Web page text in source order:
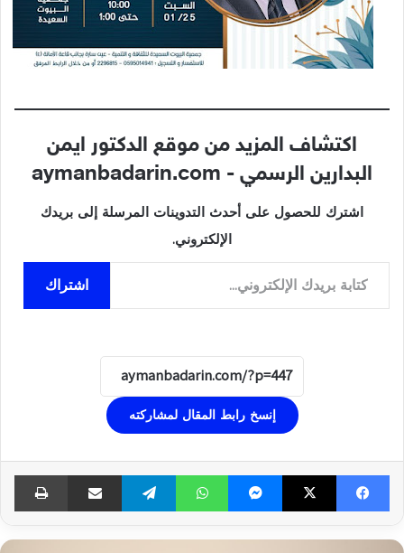
اكتشاف المزيد من موقع الدكتور ايمن
البدارين الرسمي - aymanbadarin.com
اشترك للحصول على أحدث التدوينات المرسلة إلى بريدك
الإلكتروني.
كتابة بريدك الإلكتروني...
اشتراك
إنسخ رابط المقال لمشاركته
فيسبوك ‫X ماسنجر واتساب تيلقرام مشاركة عبر البريد